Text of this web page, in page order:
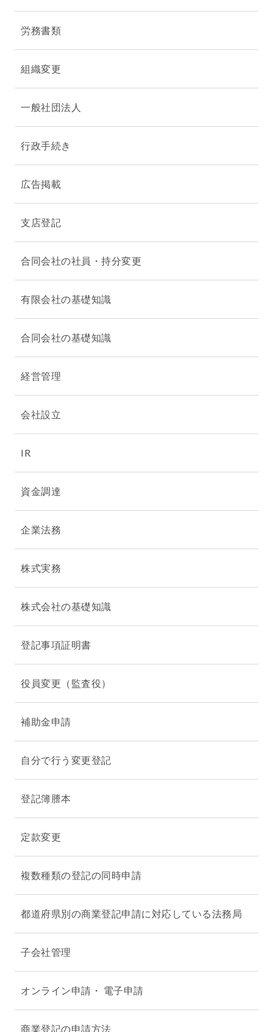
労務書類
組織変更
一般社団法人
行政手続き
広告掲載
支店登記
合同会社の社員・持分変更
有限会社の基礎知識
合同会社の基礎知識
経営管理
会社設立
IR
資金調達
企業法務
株式実務
株式会社の基礎知識
登記事項証明書
役員変更（監査役）
補助金申請
自分で行う変更登記
登記簿謄本
定款変更
複数種類の登記の同時申請
都道府県別の商業登記申請に対応している法務局
子会社管理
オンライン申請・ 電子申請
商業登記の申請方法